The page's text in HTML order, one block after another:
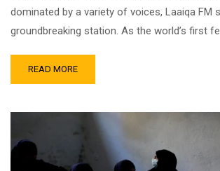
dominated by a variety of voices, Laaiqa FM
groundbreaking station. As the world’s first
READ MORE